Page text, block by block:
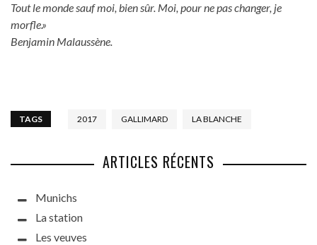
Tout le monde sauf moi, bien sûr. Moi, pour ne pas changer, je
morfle.»
Benjamin Malaussène.
TAGS 2017 GALLIMARD LA BLANCHE
ARTICLES RÉCENTS
Munichs
La station
Les veuves